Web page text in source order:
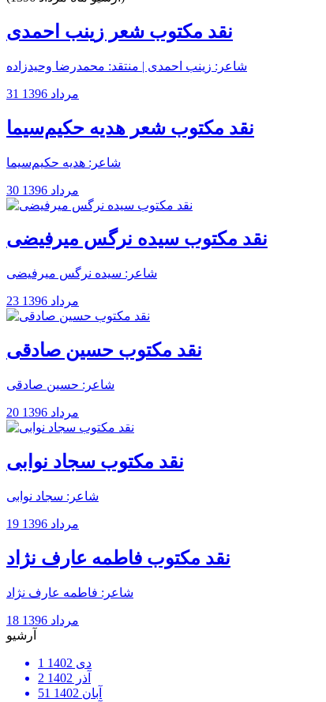
نقد مکتوب شعر زینب احمدی
شاعر: زینب احمدی | منتقد: محمدرضا وحیدزاده
31 مرداد 1396
نقد مکتوب شعر هدیه حکیم‌سیما
شاعر: هدیه حکیم‌سیما
30 مرداد 1396
نقد مکتوب سیده نرگس میرفیضی
شاعر: سیده نرگس میرفیضی
23 مرداد 1396
نقد مکتوب حسین صادقی
شاعر: حسین صادقی
20 مرداد 1396
نقد مکتوب سجاد نوابی
شاعر: سجاد نوابی
19 مرداد 1396
نقد مکتوب فاطمه عارف نژاد
شاعر: فاطمه عارف نژاد
18 مرداد 1396
آرشیو
دی 1402
1
آذر 1402
2
آبان 1402
51